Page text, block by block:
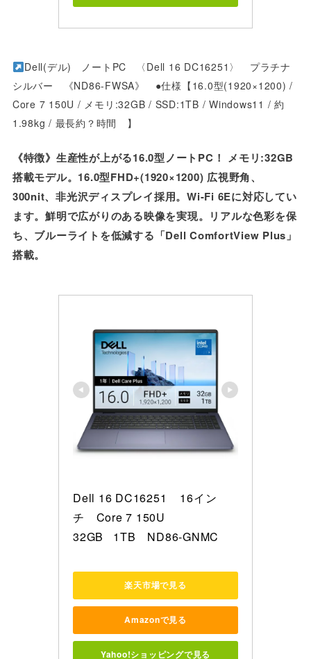
Dell(デル) ノートPC 〈Dell 16 DC16251〉 プラチナ
シルバー 《ND86-FWSA》 ●仕様【16.0型(1920×1200) /
Core 7 150U / メモリ:32GB / SSD:1TB / Windows11 / 約
1.98kg / 最長約？時間 】
《特徴》生産性が上がる16.0型ノートPC！ メモリ:32GB
搭載モデル。16.0型FHD+(1920×1200) 広視野角、
300nit、非光沢ディスプレイ採用。Wi-Fi 6Eに対応してい
ます。鮮明で広がりのある映像を実現。リアルな色彩を保
ち、ブルーライトを低減する「Dell ComfortView Plus」
搭載。
Dell 16 DC16251    16イン
チ　Core 7 150U
32GB   1TB　ND86-GNMC
楽天市場で見る
Amazonで見る
Yahoo!ショッピングで見る